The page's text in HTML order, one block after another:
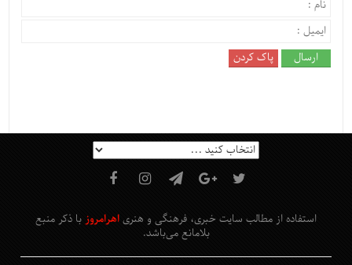
استفاده از مطالب سایت خبری، فرهنگی و هنری اهرامروز با ذکر منبع
بلامانع می‌باشد.